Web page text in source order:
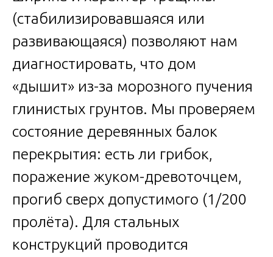
(стабилизировавшаяся или
развивающаяся) позволяют нам
диагностировать, что дом
«дышит» из-за морозного пучения
глинистых грунтов. Мы проверяем
состояние деревянных балок
перекрытия: есть ли грибок,
поражение жуком-древоточцем,
прогиб сверх допустимого (1/200
пролёта). Для стальных
конструкций проводится